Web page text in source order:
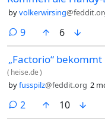
byvolkerwirsing
9comments
6
„Factorio“
( heise.de)
byfusspilz@feddit.org 2
2comments
10